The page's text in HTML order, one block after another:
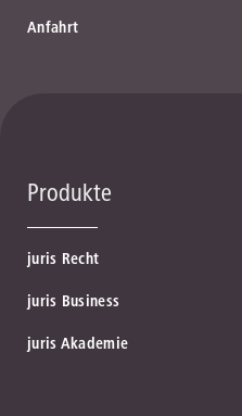
Anfahrt
Produkte
juris Recht
juris Business
juris Akademie